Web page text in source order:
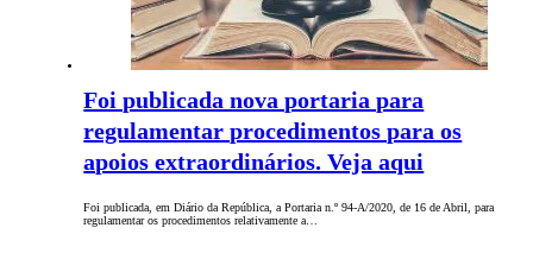
Foi publicada nova portaria para
regulamentar procedimentos para os
apoios extraordinários. Veja aqui
Foi publicada, em Diário da República, a Portaria n.º 94-A/2020, de 16 de Abril, para
regulamentar os procedimentos relativamente a…